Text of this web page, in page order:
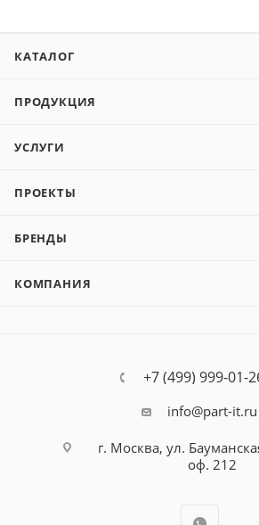
КАТАЛОГ
ПРОДУКЦИЯ
УСЛУГИ
ПРОЕКТЫ
БРЕНДЫ
КОМПАНИЯ
+7 (499) 999-01-
info@part-it.ru
г. Москва, ул.
оф. 212